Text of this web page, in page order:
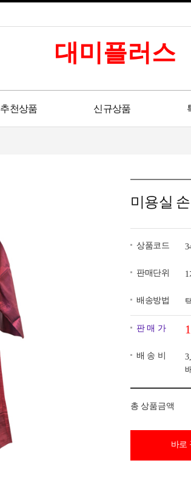
대미플러스
추천상품 신규상품
미용실
상품코드
판매단위
배송방법
판 매 가
배 송 비
총 상품금액
바로